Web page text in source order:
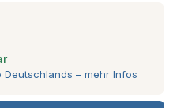
– mehr Infos